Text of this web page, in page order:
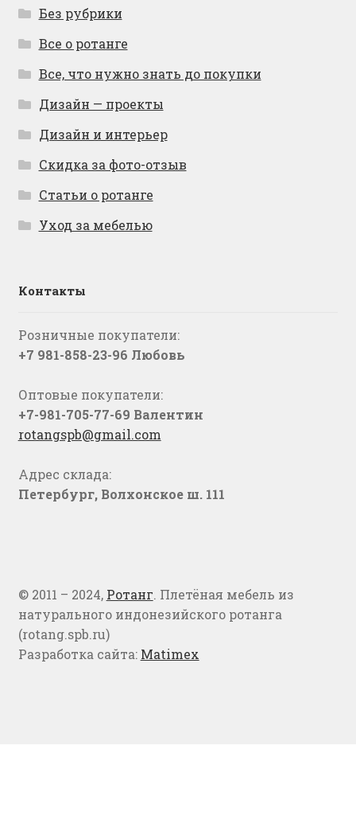
Без рубрики
Все о ротанге
Все, что нужно знать до покупки
Дизайн — проекты
Дизайн и интерьер
Скидка за фото-отзыв
Статьи о ротанге
Уход за мебелью
Контакты
Розничные покупатели:
+7 981-858-23-96 Любовь
Оптовые покупатели:
+7-981-705-77-69 Валентин
rotangspb@gmail.com
Адрес склада:
Петербург, Волхонское ш. 111
© 2011 – 2024, Ротанг. Плетёная мебель из
натурального индонезийского ротанга
(rotang.spb.ru)
Разработка сайта: Matimex